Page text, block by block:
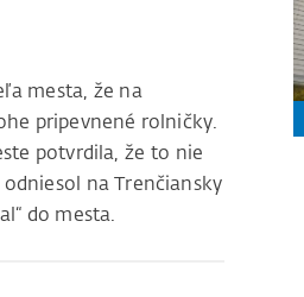
mesta, že na
pripevnené rolničky.
potvrdila, že to nie
na Trenčiansky
do mesta.